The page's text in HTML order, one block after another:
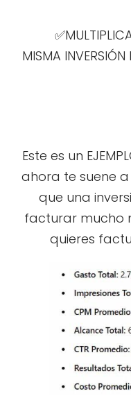
MISMA
Este es un
ahora te suene
que una
facturar mucho
quieres